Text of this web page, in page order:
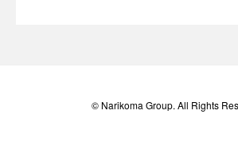
© Narikoma Group. All Rights